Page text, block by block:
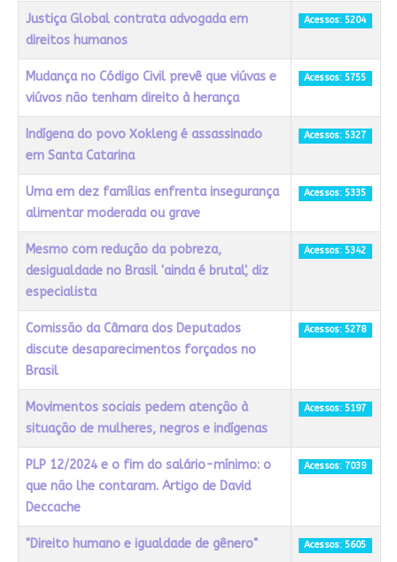
Justiça Global contrata advogada em
direitos humanos
Acessos: 5204
Mudança no Código Civil prevê que viúvas e
viúvos não tenham direito à herança
Acessos: 5755
Indígena do povo Xokleng é assassinado
em Santa Catarina
Acessos: 5327
Uma em dez famílias enfrenta insegurança
alimentar moderada ou grave
Acessos: 5335
Mesmo com redução da pobreza,
desigualdade no Brasil 'ainda é brutal', diz
especialista
Acessos: 5342
Comissão da Câmara dos Deputados
discute desaparecimentos forçados no
Brasil
Acessos: 5278
Movimentos sociais pedem atenção à
situação de mulheres, negros e indígenas
Acessos: 5197
PLP 12/2024 e o fim do salário-mínimo: o
que não lhe contaram. Artigo de David
Deccache
Acessos: 7039
"Direito humano e igualdade de gênero" Acessos: 5605